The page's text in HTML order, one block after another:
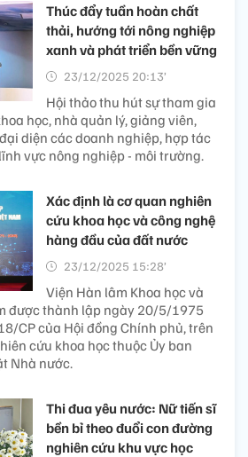
Thúc đẩy tuần hoàn chất
thải, hướng tới nông nghiệp
xanh và phát triển bền vững
23/12/2025 20:13’
Hội thảo thu hút sự tham gia
học, nhà quản lý, giảng viên,
diện các doanh nghiệp, hợp tác
vực nông nghiệp - môi trường.
Xác định là cơ quan nghiên
cứu khoa học và công nghệ
hàng đầu của đất nước
23/12/2025 15:28’
Viện Hàn lâm Khoa học và
được thành lập ngày 20/5/1975
CP của Hội đồng Chính phủ, trên
cứu khoa học thuộc Ủy ban
Nhà nước.
Thi đua yêu nước: Nữ tiến sĩ
bền bỉ theo đuổi con đường
nghiên cứu khu vực học